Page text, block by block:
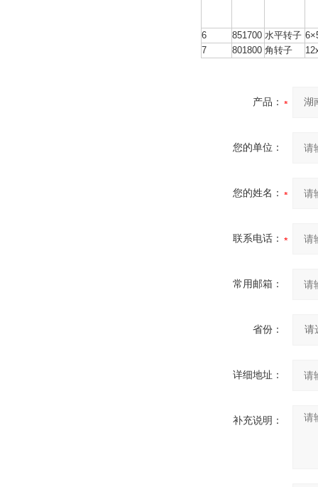
6 851700 水平转子
7
801800 角转子
产品：
您的单位：
您的姓名：
联系电话：
常用邮箱：
省份：
详细地址：
补充说明：